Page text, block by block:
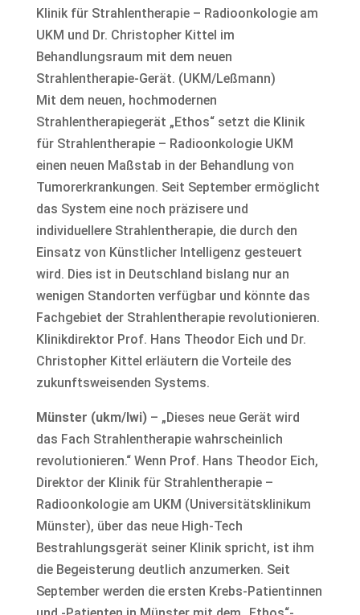
Klinik für Strahlentherapie – Radioonkologie am
UKM und Dr. Christopher Kittel im
Behandlungsraum mit dem neuen
Strahlentherapie-Gerät. (UKM/Leßmann)
Mit dem neuen, hochmodernen
Strahlentherapiegerät „Ethos“ setzt die Klinik
für Strahlentherapie – Radioonkologie UKM
einen neuen Maßstab in der Behandlung von
Tumorerkrankungen. Seit September ermöglicht
das System eine noch präzisere und
individuellere Strahlentherapie, die durch den
Einsatz von Künstlicher Intelligenz gesteuert
wird. Dies ist in Deutschland bislang nur an
wenigen Standorten verfügbar und könnte das
Fachgebiet der Strahlentherapie revolutionieren.
Klinikdirektor Prof. Hans Theodor Eich und Dr.
Christopher Kittel erläutern die Vorteile des
zukunftsweisenden Systems.
Münster (ukm/lwi)– „Dieses neue Gerät wird
das Fach Strahlentherapie wahrscheinlich
revolutionieren.“ Wenn Prof. Hans Theodor Eich,
Direktor der Klinik für Strahlentherapie –
Radioonkologie am UKM (Universitätsklinikum
Münster), über das neue High-Tech
Bestrahlungsgerät seiner Klinik spricht, ist ihm
die Begeisterung deutlich anzumerken. Seit
September werden die ersten Krebs-Patientinnen